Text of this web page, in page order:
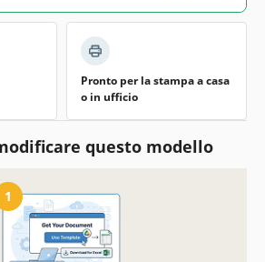
Pronto per la stampa a casa
o in ufficio
questo modello
1